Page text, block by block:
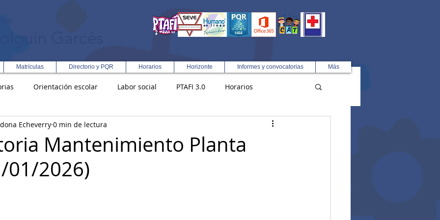
Matrículas Directorio y PQR Horarios Horizonte Informes y convocatorias Más
Orientación escolar Labor social PTAFI 3.0 Horarios
Integral en Turismo Enfoque Metodologico EPC
Rectoría Democracia
Mantenimiento Planta
01/2026)
Echeverry 0 min de lectura